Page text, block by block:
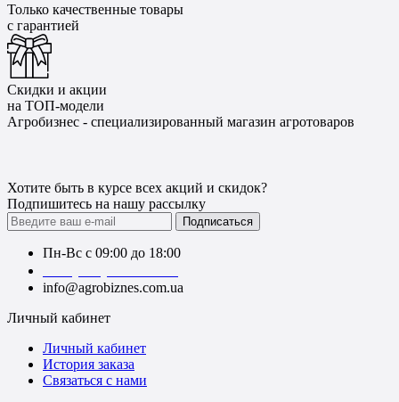
Только качественные товары
с гарантией
Скидки и акции
на ТОП-модели
Агробизнес - специализированный магазин агротоваров
Хотите быть в курсе всех акций и скидок?
Подпишитесь на нашу рассылку
Подписаться
Пн-Вс с 09:00 до 18:00
info@agrobiznes.com.ua
Личный кабинет
Личный кабинет
История заказа
Связаться с нами